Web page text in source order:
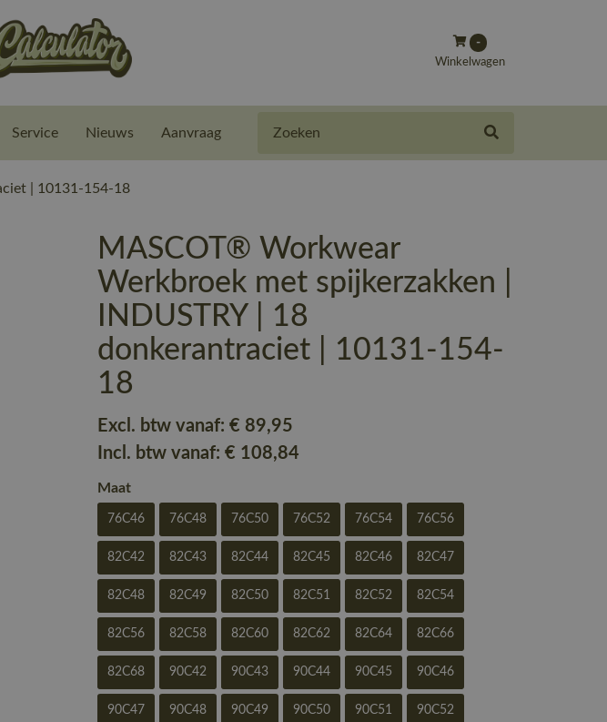
-
Winkelwagen
Service Nieuws Aanvraag
| 10131-154-18
MASCOT® Workwear
Werkbroek met spijkerzakken |
INDUSTRY | 18
donkerantraciet | 10131-154-
18
Excl. btw vanaf:€ 89,95
Incl. btw vanaf:€ 108,84
Maat
76C46 76C48 76C50 76C52 76C54 76C56
82C42 82C43 82C44 82C45 82C46 82C47
82C48 82C49 82C50 82C51 82C52 82C54
82C56 82C58 82C60 82C62 82C64 82C66
82C68 90C42 90C43 90C44 90C45 90C46
90C47 90C48 90C49 90C50 90C51 90C52